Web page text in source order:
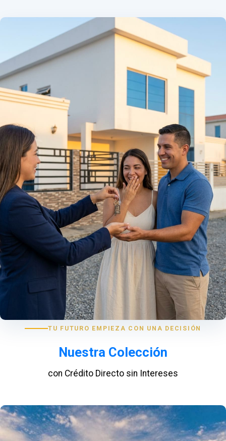
TU FUTURO EMPIEZA CON UNA DECISIÓN
Nuestra Colección
con Crédito Directo sin Intereses